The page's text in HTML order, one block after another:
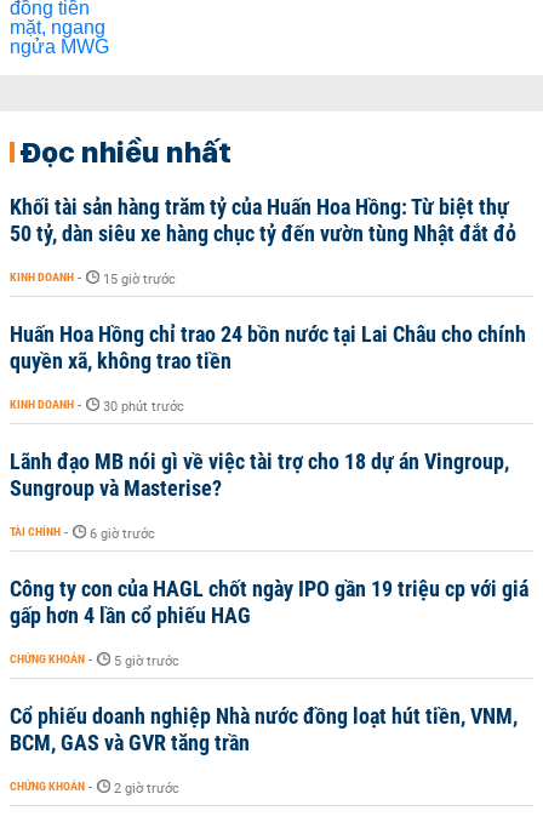
Đọc nhiều nhất
Khối tài sản hàng trăm tỷ của Huấn Hoa Hồng: Từ biệt thự
50 tỷ, dàn siêu xe hàng chục tỷ đến vườn tùng Nhật đắt đỏ
KINH DOANH - 15 giờ trước
Huấn Hoa Hồng chỉ trao 24 bồn nước tại Lai Châu cho chính
quyền xã, không trao tiền
KINH DOANH - 30 phút trước
Lãnh đạo MB nói gì về việc tài trợ cho 18 dự án Vingroup,
Sungroup và Masterise?
TÀI CHÍNH - 6 giờ trước
Công ty con của HAGL chốt ngày IPO gần 19 triệu cp với giá
gấp hơn 4 lần cổ phiếu HAG
CHỨNG KHOÁN - 5 giờ trước
Cổ phiếu doanh nghiệp Nhà nước đồng loạt hút tiền, VNM,
BCM, GAS và GVR tăng trần
CHỨNG KHOÁN - 2 giờ trước